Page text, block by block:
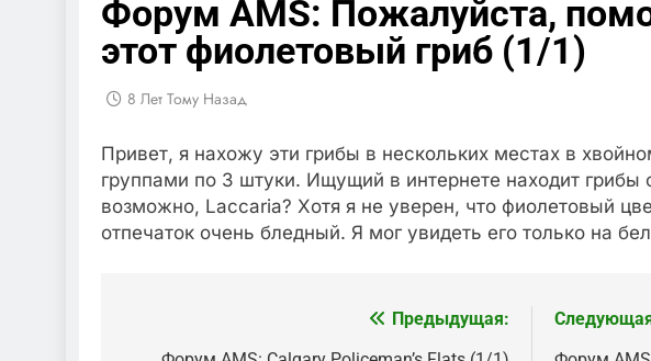
Форум AMS: Пожалуйста,
этот фиолетовый гриб (1/1)
8 Лет Тому Назад
Привет, я нахожу эти грибы в нескольких местах в
группами по 3 штуки. Ищущий в интернете находит
возможно, Laccaria? Хотя я не уверен, что фиолетовый
отпечаток очень бледный. Я мог увидеть его только на
Предыдущая: